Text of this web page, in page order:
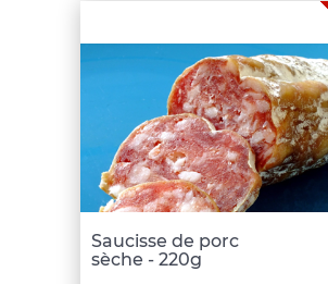
Saucisse de porc
sèche - 220g